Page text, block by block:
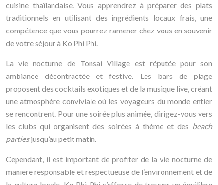
cuisine thaïlandaise. Vous apprendrez à préparer des plats
traditionnels en utilisant des ingrédients locaux frais, une
compétence que vous pourrez ramener chez vous en souvenir
de votre séjour à Ko Phi Phi.
La vie nocturne de Tonsai Village est réputée pour son
ambiance décontractée et festive. Les bars de plage
proposent des cocktails exotiques et de la musique live, créant
une atmosphère conviviale où les voyageurs du monde entier
se rencontrent. Pour une soirée plus animée, dirigez-vous vers
les clubs qui organisent des soirées à thème et des beach
partiesjusqu’au petit matin.
Cependant, il est important de profiter de la vie nocturne de
manière responsable et respectueuse de l’environnement et de